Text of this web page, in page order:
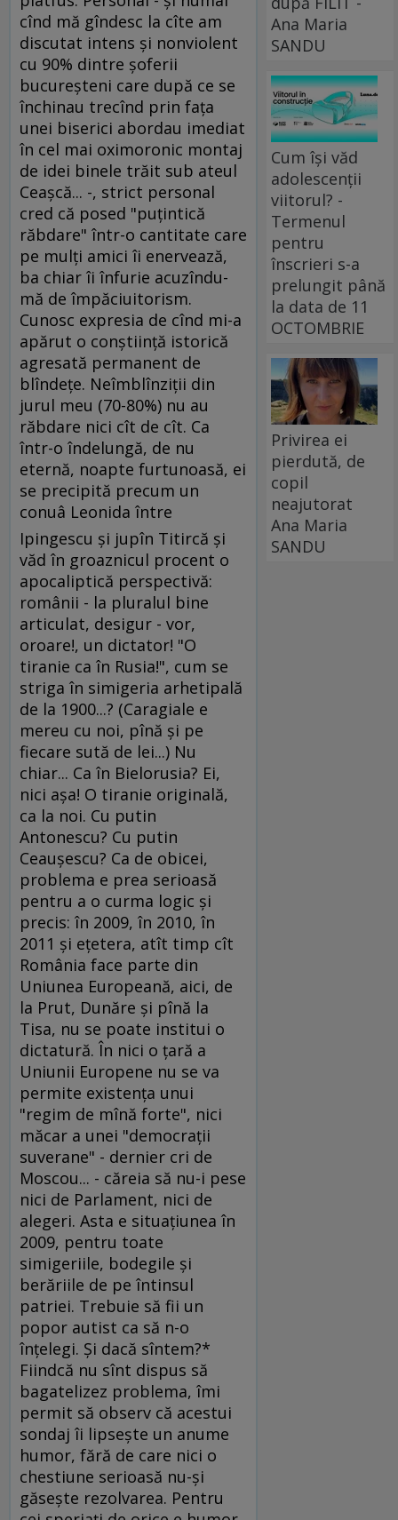
cînd mă gîndesc la cîte am
discutat intens şi nonviolent
cu 90% dintre şoferii
bucureşteni care după ce se
închinau trecînd prin faţa
unei biserici abordau imediat
în cel mai oximoronic montaj
de idei binele trăit sub ateul
Ceaşcă... -, strict personal
cred că posed "puţintică
răbdare" într-o cantitate care
pe mulţi amici îi enervează,
ba chiar îi înfurie acuzîndu-
mă de împăciuitorism.
Cunosc expresia de cînd mi-a
apărut o conştiinţă istorică
agresată permanent de
blîndeţe. Neîmblînziţii din
jurul meu (70-80%) nu au
răbdare nici cît de cît. Ca
într-o îndelungă, de nu
eternă, noapte furtunoasă, ei
se precipită precum un
conuâ Leonida între
Ipingescu şi jupîn Titircă şi
văd în groaznicul procent o
apocaliptică perspectivă:
românii - la pluralul bine
articulat, desigur - vor,
oroare!, un dictator! "O
tiranie ca în Rusia!", cum se
striga în simigeria arhetipală
de la 1900...? (Caragiale e
mereu cu noi, pînă şi pe
fiecare sută de lei...) Nu
chiar... Ca în Bielorusia? Ei,
nici aşa! O tiranie originală,
ca la noi. Cu putin
Antonescu? Cu putin
Ceauşescu? Ca de obicei,
problema e prea serioasă
pentru a o curma logic şi
precis: în 2009, în 2010, în
2011 şi eţetera, atît timp cît
România face parte din
Uniunea Europeană, aici, de
la Prut, Dunăre şi pînă la
Tisa, nu se poate institui o
dictatură. În nici o ţară a
Uniunii Europene nu se va
permite existenţa unui
"regim de mînă forte", nici
măcar a unei "democraţii
suverane" - dernier cri de
Moscou... - căreia să nu-i pese
nici de Parlament, nici de
alegeri. Asta e situaţiunea în
2009, pentru toate
simigeriile, bodegile şi
berăriile de pe întinsul
patriei. Trebuie să fii un
popor autist ca să n-o
înţelegi. Şi dacă sîntem?*
Fiindcă nu sînt dispus să
bagatelizez problema, îmi
permit să observ că acestui
sondaj îi lipseşte un anume
humor, fără de care nici o
chestiune serioasă nu-şi
găseşte rezolvarea. Pentru
Ana Maria
SANDU
Cum își văd
adolescenții
viitorul? -
Termenul
pentru
înscrieri s-a
prelungit până
la data de 11
OCTOMBRIE
Privirea ei
pierdută, de
copil
neajutorat
Ana Maria
SANDU